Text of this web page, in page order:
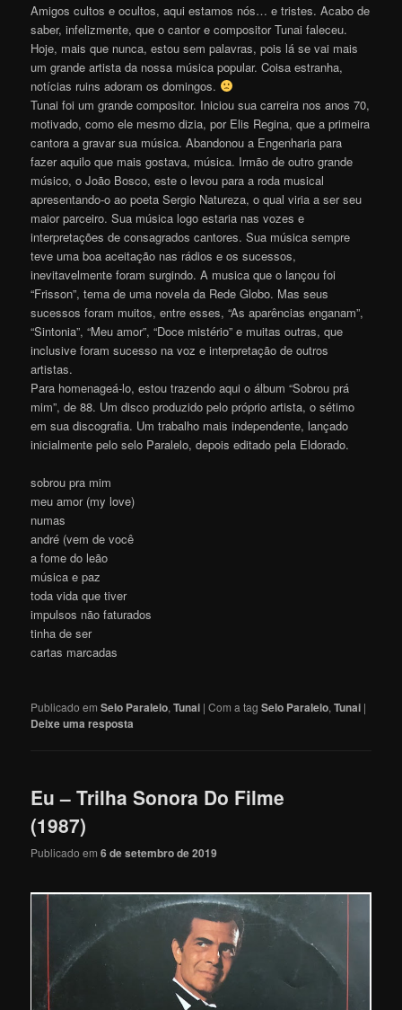
Amigos cultos e ocultos, aqui estamos nós… e tristes. Acabo de
saber, infelizmente, que o cantor e compositor Tunai faleceu.
Hoje, mais que nunca, estou sem palavras, pois lá se vai mais
um grande artista da nossa música popular. Coisa estranha,
notícias ruins adoram os domingos.
Tunai foi um grande compositor. Iniciou sua carreira nos anos 70,
motivado, como ele mesmo dizia, por Elis Regina, que a primeira
cantora a gravar sua música. Abandonou a Engenharia para
fazer aquilo que mais gostava, música. Irmão de outro grande
músico, o João Bosco, este o levou para a roda musical
apresentando-o ao poeta Sergio Natureza, o qual viria a ser seu
maior parceiro. Sua música logo estaria nas vozes e
interpretações de consagrados cantores. Sua música sempre
teve uma boa aceitação nas rádios e os sucessos,
inevitavelmente foram surgindo. A musica que o lançou foi
“Frisson”, tema de uma novela da Rede Globo. Mas seus
sucessos foram muitos, entre esses, “As aparências enganam”,
“Sintonia”, “Meu amor”, “Doce mistério” e muitas outras, que
inclusive foram sucesso na voz e interpretação de outros
artistas.
Para homenageá-lo, estou trazendo aqui o álbum “Sobrou prá
mim”, de 88. Um disco produzido pelo próprio artista, o sétimo
em sua discografia. Um trabalho mais independente, lançado
inicialmente pelo selo Paralelo, depois editado pela Eldorado.
sobrou pra mim
meu amor (my love)
numas
andré (vem de você
a fome do leão
música e paz
toda vida que tiver
impulsos não faturados
tinha de ser
cartas marcadas
Publicado em Selo Paralelo,Tunai |Com a tagSelo Paralelo,Tunai |
Deixe uma resposta
Eu – Trilha Sonora Do Filme
(1987)
Publicado em6 de setembro de 2019